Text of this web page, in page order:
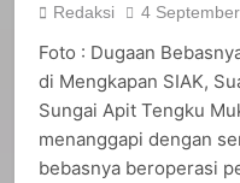
Redaksi 4
Foto : Dugaan
di Mengkapan SIAK,
Sungai Apit Tengku
menanggapi dengan
bebasnya beroperasi